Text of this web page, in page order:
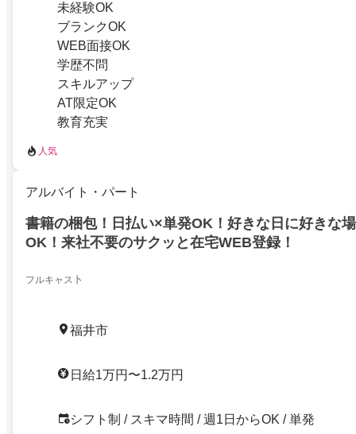
未経験OK
ブランクOK
WEB面接OK
学歴不問
スキルアップ
AT限定OK
教育充実
人気
アルバイト・パート
書籍の梱包！日払い×単発OK！好きな日に好きな
OK！来社不要のサクッと在宅WEB登録！
フルキャス卜
福井市
日給1万円〜1.2万円
シフト制 / スキマ時間 / 週1日からOK / 単発